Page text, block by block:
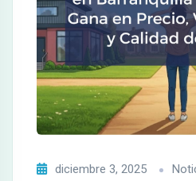
diciembre 3, 2025